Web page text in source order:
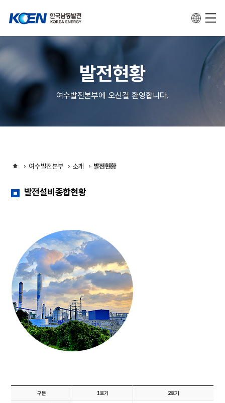
발전현황
여수발전본부에 오신걸 환영합니다.
여수발전본부 소개 발전현황
발전설비종합현황
구분 1호기 2호기